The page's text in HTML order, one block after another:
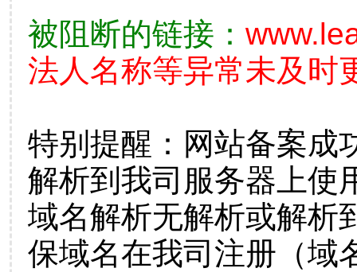
被阻断的链接：
法人名称等异常未及时
特别提醒：网站备案成
解析到我司服务器上使
域名解析无解析或解析
保域名在我司注册（域